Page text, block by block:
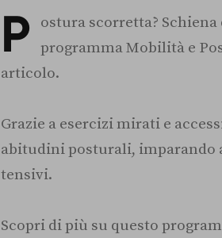
P
ostura scorretta?
programma Mobilità e
articolo.
Grazie a esercizi mirati e
abitudini posturali, imparando
tensivi.
Scopri di più su questo